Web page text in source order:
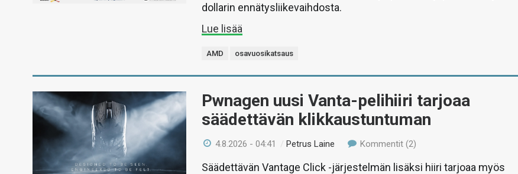
dollarin ennätysliikevaihdosta.
Lue lisää
AMD osavuosikatsaus
Pwnagen uusi Vanta-pelihiiri tarjoaa
säädettävän klikkaustuntuman
4.8.2026 - 04:41 /Petrus Laine Kommentit (2)
Säädettävän Vantage Click -järjestelmän lisäksi hiiri tarjoaa myös